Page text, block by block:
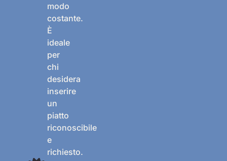
modo
costante.
È
ideale
per
chi
desidera
inserire
un
piatto
riconoscibile
e
richiesto.